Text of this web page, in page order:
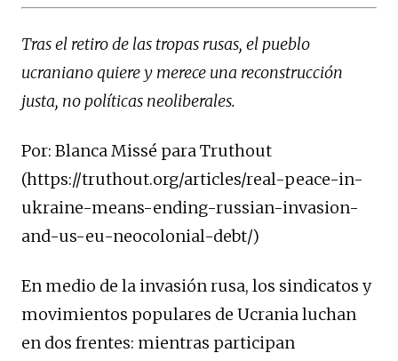
Tras el retiro de las tropas rusas, el pueblo
ucraniano quiere y merece una reconstrucción
justa, no políticas neoliberales.
Por: Blanca Missé para Truthout
(https://truthout.org/articles/real-peace-in-
ukraine-means-ending-russian-invasion-
and-us-eu-neocolonial-debt/)
En medio de la invasión rusa, los sindicatos y
movimientos populares de Ucrania luchan
en dos frentes: mientras participan